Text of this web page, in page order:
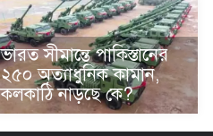
ভারত সীমান্তে পাকিস্তানের
২৫০ অত্যাধুনিক কামান,
কলকাঠি নাড়ছে কে?